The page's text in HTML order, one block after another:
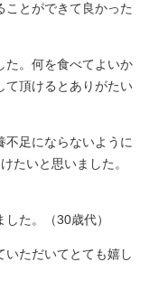
ことができて良かった
た。何を食べてよいか
て頂けるとありがたい
不足にならないように
たいと思いました。
た。（30歳代）
いただいてとても嬉し